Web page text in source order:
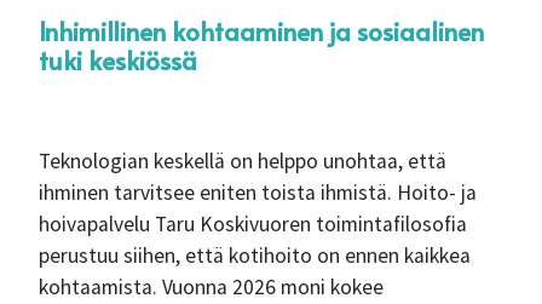
Inhimillinen kohtaaminen ja sosiaalinen
tuki keskiössä
Teknologian keskellä on helppo unohtaa, että
ihminen tarvitsee eniten toista ihmistä. Hoito- ja
hoivapalvelu Taru Koskivuoren toimintafilosofia
perustuu siihen, että kotihoito on ennen kaikkea
kohtaamista. Vuonna 2026 moni kokee